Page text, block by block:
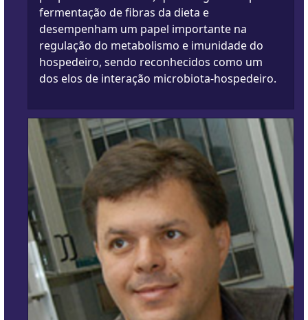
fermentação de fibras da dieta e
desempenham um papel importante na
regulação do metabolismo e imunidade do
hospedeiro, sendo reconhecidos como um
dos elos de interação microbiota-hospedeiro.